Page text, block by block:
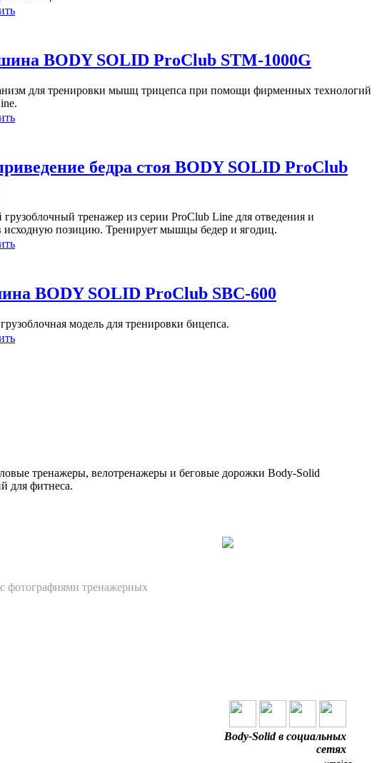
BODY SOLID ProClub STM-1000G
для тренировки мышц трицепса при помощи фирменных технологий
бедра стоя BODY SOLID ProClub
тренажер из серии ProClub Line для отведения и
исходную позицию. Тренирует мышцы бедер и ягодиц.
BODY SOLID ProClub SBC-600
модель для тренировки бицепса.
тренажеры, велотренажеры и беговые дорожки Body-Solid
для фитнеса.
фотографиями тренажерных
Body-Solid в социальных
сетях